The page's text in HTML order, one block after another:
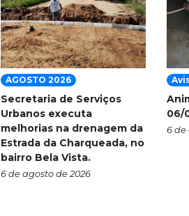
AGOSTO 2026
Secretaria de Serviços
Urbanos executa
melhorias na drenagem da
Estrada da Charqueada, no
bairro Bela Vista.
6 de agosto de 2026
06/
6 de